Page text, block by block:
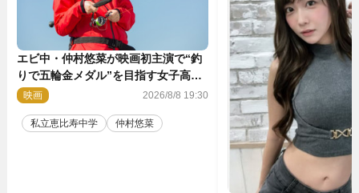
エビ中・仲村悠菜が映画初主演で“釣
りで五輪金メダル”を目指す女子高生
に！ 映画『つりこまち』今秋公開
映画 2026/8/8 19:30
私立恵比寿中学 仲村悠菜